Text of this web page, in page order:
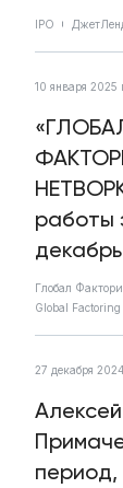
IPO
10 января 2025
работы
Глобал
Global Factoring
27 декабря
Алексей
период,